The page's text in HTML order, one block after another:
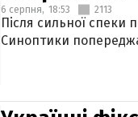
6 серпня, 18:53 2113
Після сильної спеки
Синоптики